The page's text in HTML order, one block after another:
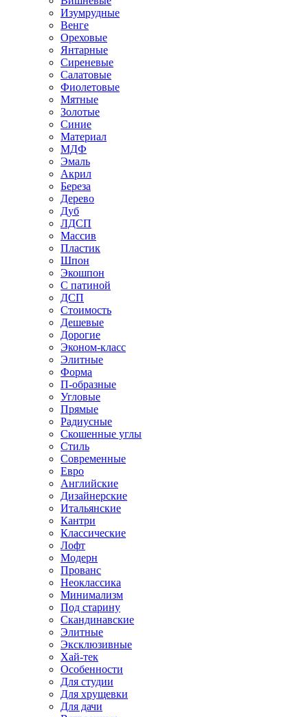
Изумрудные
Венге
Ореховые
Янтарные
Сиреневые
Салатовые
Фиолетовые
Мятные
Золотые
Синие
Материал
МДФ
Эмаль
Акрил
Береза
Дерево
Дуб
ЛДСП
Массив
Пластик
Шпон
Экошпон
С патиной
ДСП
Стоимость
Дешевые
Дорогие
Эконом-класс
Элитные
Форма
П-образные
Угловые
Прямые
Радиусные
Скошенные углы
Стиль
Современные
Евро
Английские
Дизайнерские
Итальянские
Кантри
Классические
Лофт
Модерн
Прованс
Неоклассика
Минимализм
Под старину
Скандинавские
Элитные
Эксклюзивные
Хай-тек
Особенности
Для студии
Для хрущевки
Для дачи